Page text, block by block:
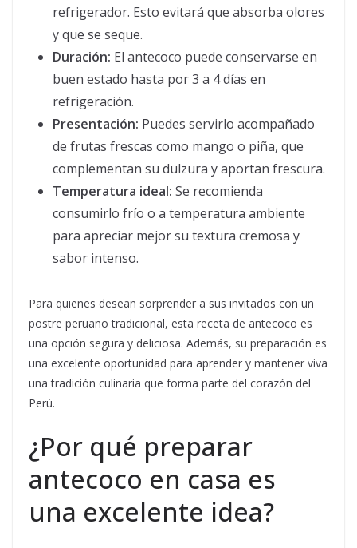
refrigerador. Esto evitará que absorba olores
y que se seque.
Duración: El antecoco puede conservarse en
buen estado hasta por 3 a 4 días en
refrigeración.
Presentación: Puedes servirlo acompañado
de frutas frescas como mango o piña, que
complementan su dulzura y aportan frescura.
Temperatura ideal: Se recomienda
consumirlo frío o a temperatura ambiente
para apreciar mejor su textura cremosa y
sabor intenso.
Para quienes desean sorprender a sus invitados con un
postre peruano tradicional, esta receta de antecoco es
una opción segura y deliciosa. Además, su preparación es
una excelente oportunidad para aprender y mantener viva
una tradición culinaria que forma parte del corazón del
Perú.
¿Por qué preparar
antecoco en casa es
una excelente idea?